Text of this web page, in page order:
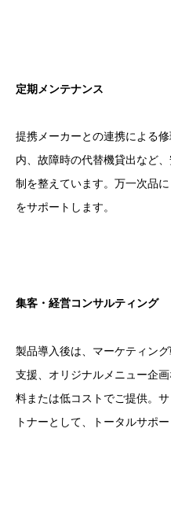
定期メンテナンス
提携メーカーとの連携による
内、故障時の代替機貸出など
制を整えています。万一次品
をサポートします。
集客・経営コンサルティング
製品導入後は、マーケティン
支援、オリジナルメニュー企
料または低コストでご提供。
トナーとして、トータルサポー